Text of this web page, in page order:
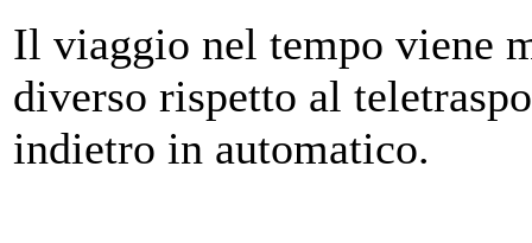
Il viaggio nel tempo viene
diverso rispetto al
indietro in automatico.